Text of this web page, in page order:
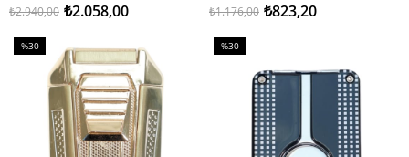
₺2.058,00
₺2.940,00 ₺823,20
₺1.176,00
%30
%30İndirim
%30
%30İndirim